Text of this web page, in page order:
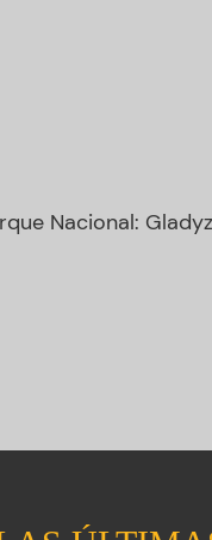
Nacional: